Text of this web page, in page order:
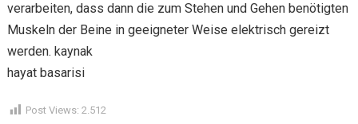
verarbeiten, dass dann die zum Stehen und Gehen benötigten
Muskeln der Beine in geeigneter Weise elektrisch gereizt
werden. kaynak
hayat basarisi
Post Views: 2.512